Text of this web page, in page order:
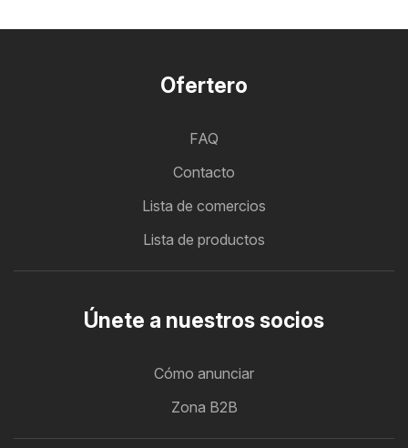
Ofertero
FAQ
Contacto
Lista de comercios
Lista de productos
Únete a nuestros socios
Cómo anunciar
Zona B2B